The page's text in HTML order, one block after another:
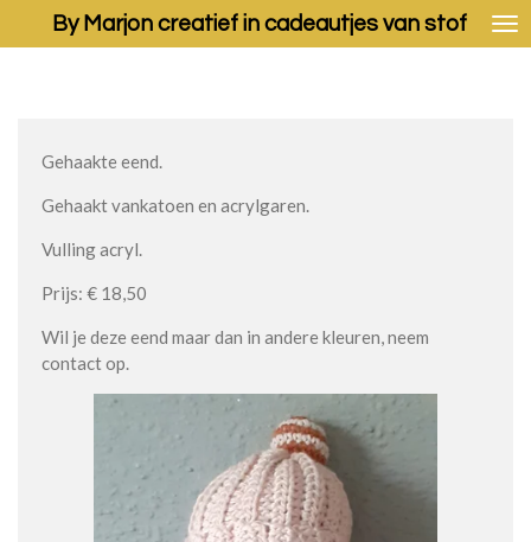
direct
By Marjon creatief in cadeautjes van stof
Gehaakte eend.
Gehaakt vankatoen en acrylgaren.
Vulling acryl.
Prijs: € 18,50
Wil je deze eend maar dan in andere kleuren, neem
contact op.